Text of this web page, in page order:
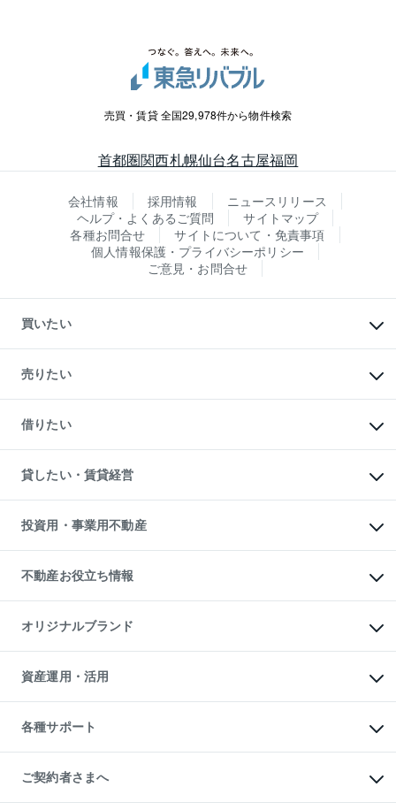
売買・賃貸 全国29,978件から物件検索
首都圏関西札幌仙台名古屋福岡
会社情報 採用情報
ニュースリリース
ヘルプ・よくあるご質問
サイトマップ
各種お問合せ
サイトについて・免責事項
個人情報保護・プライバシーポリシー
ご意見・お問合せ
買いたい
新築・分譲マンションの購入
中古マンションの購入
一戸建ての購入
中古一戸建ての購入
不動産購入の流れ
注目キーワード物件特集
購入ガイド
English 繁体中文簡体中文
売りたい
一戸建ての売却・査定
土地の売却・査定
スピードAI査定
不動産査定について
不動産売却の流れ
不動産買換えの流れ
売却ガイド
借りたい
オフィス・店舗の賃貸
借りるときの流れ
借りるガイド
貸したい・賃貸経営
マンション賃料データ
賃貸管理プラン
リロケーションについて
貸すガイド
投資用・事業用不動産
事業用不動産
マンション投資
投資用マンション
アパート経営
収益物件
ビル購入（ビル一棟）
投資用不動産の売却査定
事業用不動産の売却査定
不動産お役立ち情報
マンションライブラリー
人気マンションランキング
暮らしに役立つ不動産メディア
不動産相場・不動産価格情報
不動産コラム・ニュース
不動産用語集
不動産なんでもネット相談室
住まいの税金
オリジナルブランド
一棟リノベーションマンション
L`GENTE（ルジェンテ）
区分リノベーションマンション
投資用一棟レジデンスWELL
不動産小口投資
LEGACIA（レガシア）
資産運用・活用
不動産M&A
アセットマネジメント・出資
各種サポート
相続サポート
リフォームサポート
ご契約者さまへ